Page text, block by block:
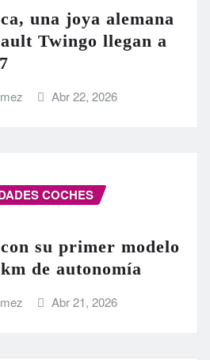
una joya alemana
Twingo llegan a
Abr 22, 2026
COCHES
su primer modelo
de autonomía
Abr 21, 2026